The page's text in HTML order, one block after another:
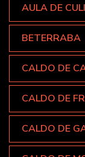
AULA DE
BETERRABA
CALDO DE
CALDO DE
CALDO DE